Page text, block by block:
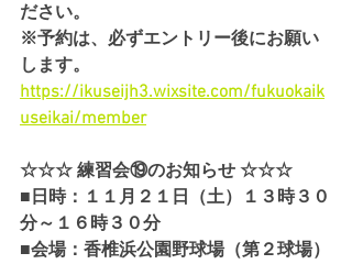
ださい。
※予約は、必ずエントリー後にお願い
します。
https://ikuseijh3.wixsite.com/fukuokaik
useikai/member
☆☆☆ 練習会⑲のお知らせ ☆☆☆
■日時：１１月２１日（土）１３時３０
分～１６時３０分
■会場：香椎浜公園野球場（第２球場）